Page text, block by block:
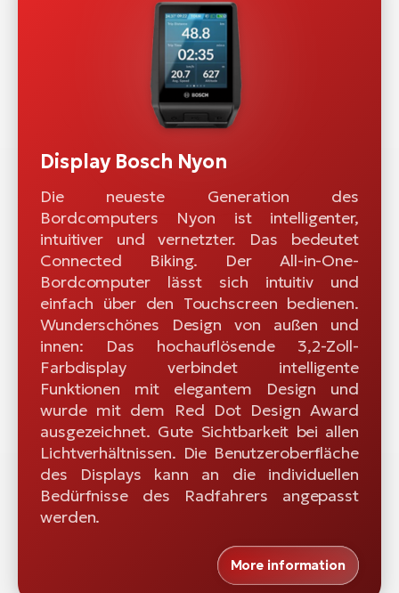
Display Bosch Nyon
Die neueste Generation des
Bordcomputers Nyon ist intelligenter,
intuitiver und vernetzter. Das bedeutet
Connected Biking. Der All-in-One-
Bordcomputer lässt sich intuitiv und
einfach über den Touchscreen bedienen.
Wunderschönes Design von außen und
innen: Das hochauflösende 3,2-Zoll-
Farbdisplay verbindet intelligente
Funktionen mit elegantem Design und
wurde mit dem Red Dot Design Award
ausgezeichnet. Gute Sichtbarkeit bei allen
Lichtverhältnissen. Die Benutzeroberfläche
des Displays kann an die individuellen
Bedürfnisse des Radfahrers angepasst
werden.
More information